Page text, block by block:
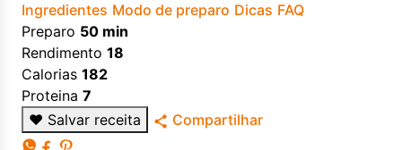
Ingredientes Modo de preparo Dicas FAQ
Preparo 50 min
Rendimento 18
Calorias 182
Proteina 7
♥ Salvar receita Compartilhar